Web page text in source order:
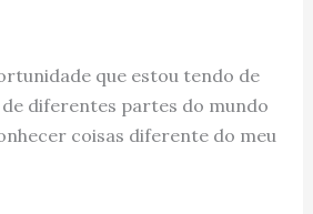
que estou tendo de
diferentes partes do mundo
coisas diferente do meu